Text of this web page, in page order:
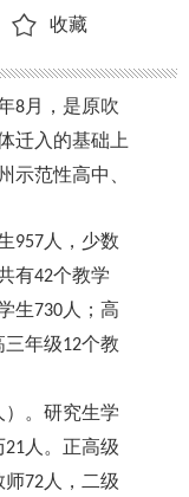
收藏
8月，是原吹
迁入的基础上
示范性高中
957 人，少数
有42个教学
生730 人；高
三年级12个教
）。研究生学
21 人。正高级
师72 人，二级